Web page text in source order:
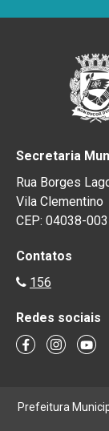
Secretaria
Rua Borges
Vila Clementino
CEP: 04038-003
Contatos
156
Redes sociais
Prefeitura